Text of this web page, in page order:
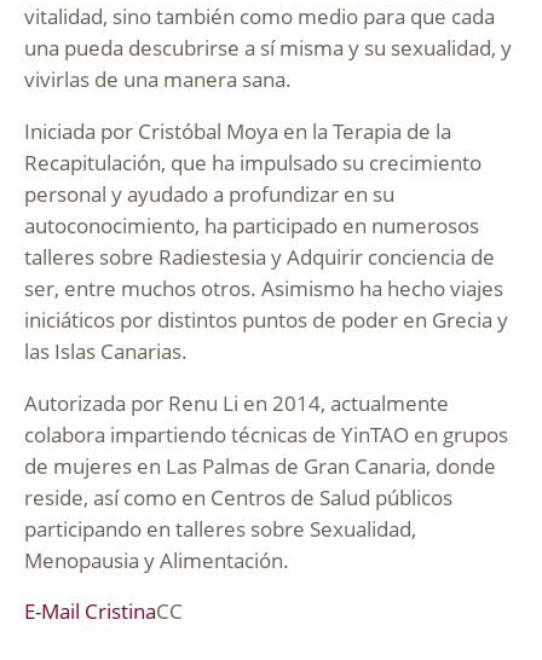
vitalidad, sino también como medio para que cada
una pueda descubrirse a sí misma y su sexualidad, y
vivirlas de una manera sana.
Iniciada por Cristóbal Moya en la Terapia de la
Recapitulación, que ha impulsado su crecimiento
personal y ayudado a profundizar en su
autoconocimiento, ha participado en numerosos
talleres sobre Radiestesia y Adquirir conciencia de
ser, entre muchos otros. Asimismo ha hecho viajes
iniciáticos por distintos puntos de poder en Grecia y
las Islas Canarias.
Autorizada por Renu Li en 2014, actualmente
colabora impartiendo técnicas de YinTAO en grupos
de mujeres en Las Palmas de Gran Canaria, donde
reside, así como en Centros de Salud públicos
participando en talleres sobre Sexualidad,
Menopausia y Alimentación.
E-Mail CristinaCC